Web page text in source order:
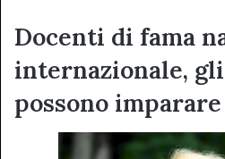
Docenti di fama
internazionale,
possono